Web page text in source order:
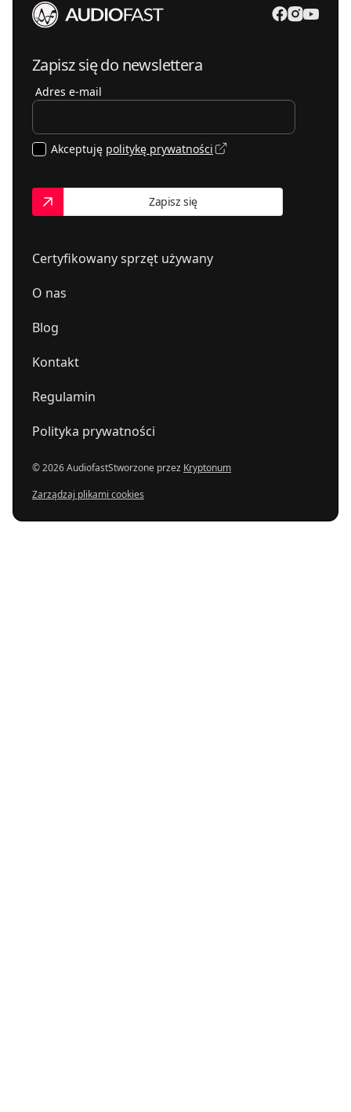
Certyfikowany sprzęt używany
O nas
Blog
Kontakt
Regulamin
Polityka prywatności
© 2026 AudiofastStworzone przez Kryptonum
Zarządzaj plikami cookies
Zapisz się do newslettera
Adres e-mail
Akceptuję politykę prywatności
Zapisz się